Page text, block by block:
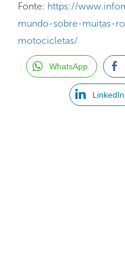
Fonte: https://
mundo-sobre-muitas-
motocicletas/
WhatsApp
LinkedIn